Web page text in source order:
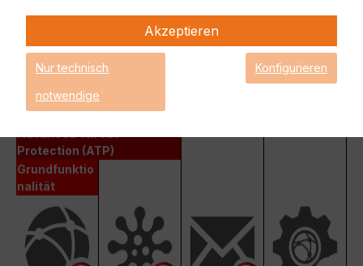
Hardware-Appliance auch FortiCare, FortiGuard,
FortiSandbox und Mobile Security.
Fortinet Enterprise Protection
Enterprise Protection
Unified Threat Protection (UTP)
Protection (ATP)
Grundfunktio
nalität
Akzeptieren
Nur technisch
notwendige
Konfigurieren